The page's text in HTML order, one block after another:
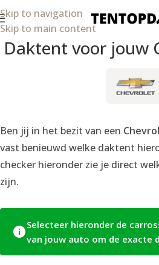
Skip to navigation
Skip to main content
Daktent voor jouw
Ben jij in het bezit van een
vast benieuwd welke daktent
checker hieronder zie je direct
zijn.
Selecteer hieronder de
van jouw auto om de exacte